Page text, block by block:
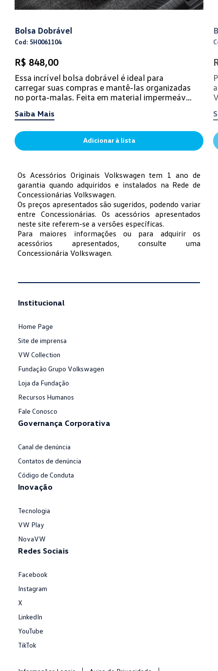
Bolsa Dobrável
Cod: 5H0061104
R$ 848,00
Essa incrível bolsa dobrável é ideal para
carregar suas compras e mantê-las organizadas
no porta-malas. Feita em material impermeável
Saiba Mais
Adicionar à lista
Os Acessórios Originais Volkswagen tem 1 ano de
garantia quando adquiridos e instalados na Rede de
Concessionárias Volkswagen.
Os preços apresentados são sugeridos, podendo variar
entre Concessionárias. Os acessórios apresentados
neste site referem-se a versões específicas.
Para maiores informações ou para adquirir os
acessórios apresentados, consulte uma
Concessionária Volkswagen.
Institucional
Home Page
Site de imprensa
VW Collection
Fundação Grupo Volkswagen
Loja da Fundação
Recursos Humanos
Fale Conosco
Governança Corporativa
Canal de denúncia
Contatos de denúncia
Código de Conduta
Inovação
Tecnologia
VW Play
NovaVW
Redes Sociais
Facebook
Instagram
X
LinkedIn
YouTube
TikTok